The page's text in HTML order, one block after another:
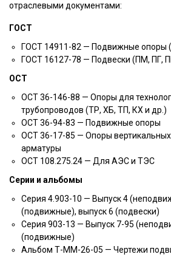
отраслевыми документами:
ГОСТ
ГОСТ 14911-82 — Подвижные опоры
ГОСТ 16127-78 — Подвески (ПМ, ПГ,
ОСТ
ОСТ 36-146-88 — Опоры для
трубопроводов (ТР, ХБ, ТП, КХ и др.)
ОСТ 36-94-83 — Подвижные опоры
ОСТ 36-17-85 — Опоры
арматуры
ОСТ 108.275.24 — Для АЭС и ТЭС
Серии и альбомы
Серия 4.903-10 — Выпуск 4
(подвижные), выпуск 6 (подвески)
Серия 903-13 — Выпуск 7-95
(подвижные)
Альбом Т-ММ-26-05 — Чертежи